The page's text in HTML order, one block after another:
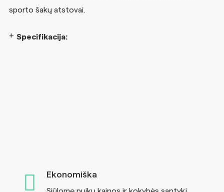
sporto šakų atstovai.
Specifikacija:
Ekonomiška